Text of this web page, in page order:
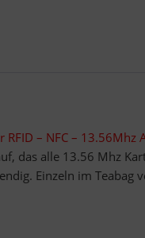
RFID – NFC – 13.56Mhz
das alle 13.56 Mhz
Einzeln im Teabag